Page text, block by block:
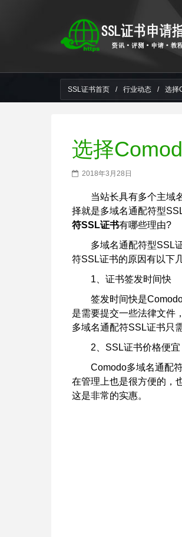
SSL证书首页 / 行业动态 / 选择
选择
2018年3月28日
当站长具有多个主域
择就是多域名通配符型
符SSL证书有哪些理由?
多域名通配符型SSL
符SSL证书的原因有以下
1、证书签发时间快
签发时间快是
是需要提交一些法律文件
多域名通配符SSL证书只
2、SSL证书价格便宜
Comodo多域名通配
在管理上也是很方便的，
这是非常的实惠。